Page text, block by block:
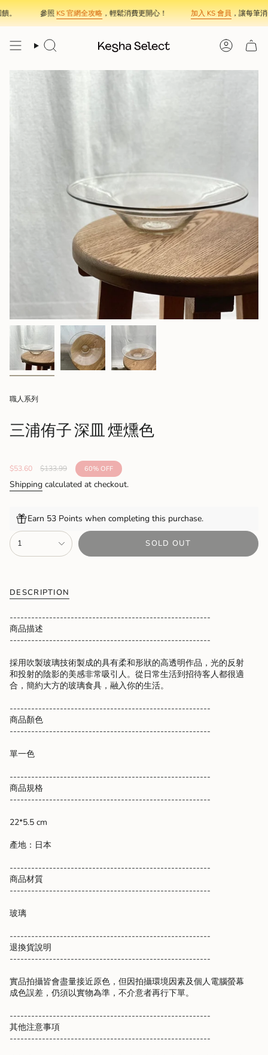
Skip
to
content
參照KS 官網全攻略，輕鬆消費更開心！ 加入 KS 會員，讓每筆消
Search Account
職人系列
三浦侑子 深皿 煙燻色
Sale
$53.60
Regular
$133.99 60% OFF
Shipping calculated at checkout.
Earn 53 Points when completing this purchase.
{"in_cart_html"=>"
<span
class=\"quantity-
quantity
</span>
in
cart",
quantity
for
{{
}}",
"multiples_of"=>"Increments
of
quantity
"minimum_of"=>"Minimum
of
{{
}}",
of
quantity
}}"}
1 SOLD OUT
DESCRIPTION
--------------------------------------------------------
商品描述
--------------------------------------------------------
採用吹製玻璃技術製成的具有柔和形狀的高透明作品，光的反射
和投射的陰影的美感非常吸引人。從日常生活到招待客人都很適
合，簡約大方的玻璃食具，融入你的生活。
--------------------------------------------------------
商品顏色
--------------------------------------------------------
單一色
--------------------------------------------------------
商品規格
--------------------------------------------------------
22*5.5 cm
產地：日本
--------------------------------------------------------
商品材質
--------------------------------------------------------
玻璃
--------------------------------------------------------
退換貨說明
--------------------------------------------------------
實品拍攝皆會盡量接近原色，但因拍攝環境因素及個人電腦螢幕
成色誤差，仍須以實物為準，不介意者再行下單。
--------------------------------------------------------
其他注意事項
--------------------------------------------------------